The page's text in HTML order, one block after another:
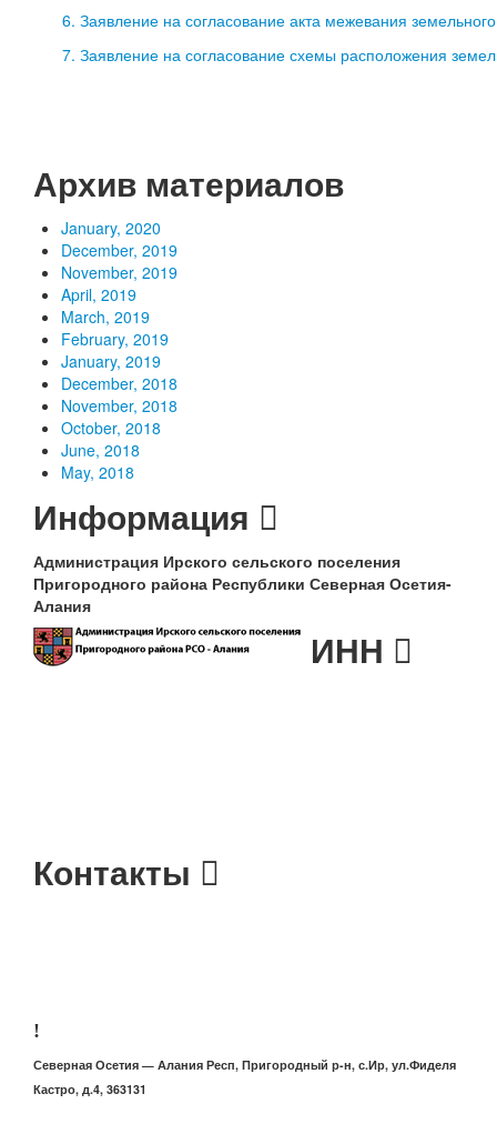
6. Заявление на согласование акта межевания земельного
7. Заявление на согласование схемы расположения
Архив материалов
January, 2020
December, 2019
November, 2019
April, 2019
March, 2019
February, 2019
January, 2019
December, 2018
November, 2018
October, 2018
June, 2018
May, 2018
Информация
Администрация Ирского сельского поселения
Пригородного района Республики Северная Осетия-
Алания
ИНН
Контакты
Северная Осетия — Алания Респ, Пригородный р-н, с.Ир, ул.Фиделя
Кастро, д.4, 363131